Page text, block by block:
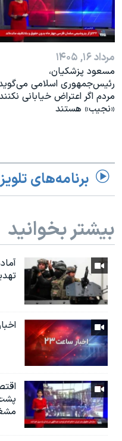
مرداد ۱۶, ۱۴۰۵
مسعود پزشکیان،
رئيس‌جمهوری اسلامی
مردم اگر اعتراض خیابانی
«نجیب» هستند
برنامه‌های
بیشتر بخوانید